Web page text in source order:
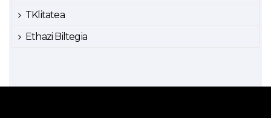
TKlitatea
Ethazi Biltegia